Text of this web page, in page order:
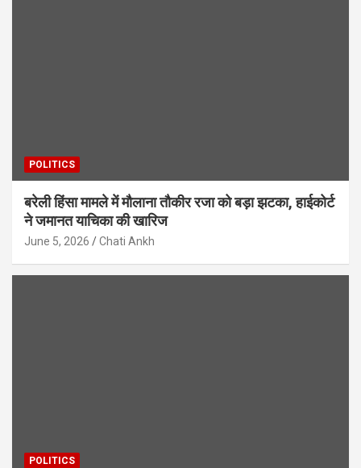
POLITICS
बरेली हिंसा मामले में मौलाना तौकीर रजा को बड़ा झटका, हाईकोर्ट
ने जमानत याचिका की खारिज
June 5, 2026 Chati Ankh
POLITICS